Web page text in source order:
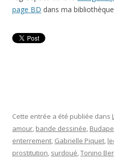
page BD dans ma
Cette entrée a été publiée dans
amour, bande dessinée,
enterrement, Gabrielle Piquet,
prostitution, surdoué,Tonino